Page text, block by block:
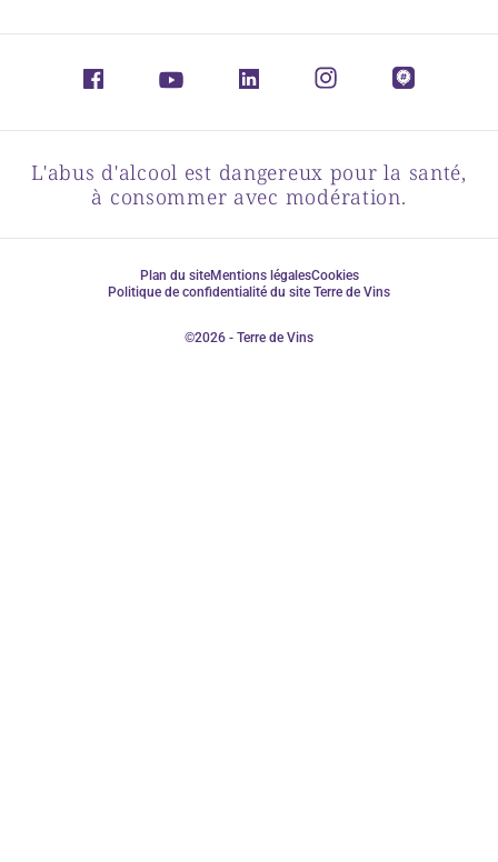
L'abus d'alcool est dangereux pour la santé,
à consommer avec modération.
Plan du siteMentions légalesCookies
Politique de confidentialité du site Terre de Vins
©2026 - Terre de Vins